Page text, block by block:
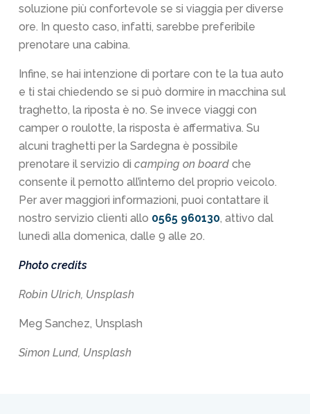
soluzione più confortevole se si viaggia per diverse
ore. In questo caso, infatti, sarebbe preferibile
prenotare una cabina.
Infine, se hai intenzione di portare con te la tua auto
e ti stai chiedendo se si può dormire in macchina sul
traghetto, la riposta è no. Se invece viaggi con
camper o roulotte, la risposta è affermativa. Su
alcuni traghetti per la Sardegna è possibile
prenotare il servizio di camping on board che
consente il pernotto all’interno del proprio veicolo.
Per aver maggiori informazioni, puoi contattare il
nostro servizio clienti allo 0565 960130, attivo dal
lunedì alla domenica, dalle 9 alle 20.
Photo credits
Robin Ulrich, Unsplash
Meg Sanchez, Unsplash
Simon Lund, Unsplash